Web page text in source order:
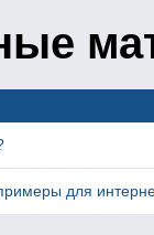
для